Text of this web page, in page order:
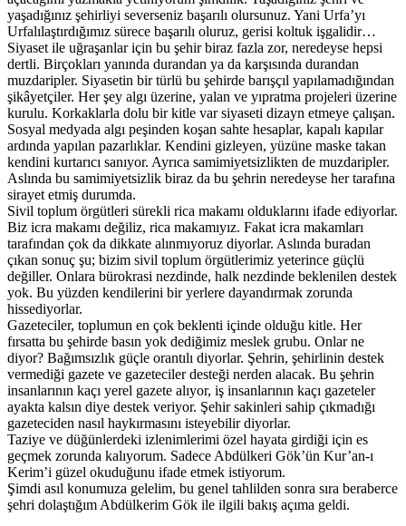
yaşadığınız şehirliyi severseniz başarılı olursunuz. Yani Urfa’yı
Urfalılaştırdığımız sürece başarılı oluruz, gerisi koltuk işgalidir…
Siyaset ile uğraşanlar için bu şehir biraz fazla zor, neredeyse hepsi
dertli. Birçokları yanında durandan ya da karşısında durandan
muzdaripler. Siyasetin bir türlü bu şehirde barışçıl yapılamadığından
şikâyetçiler. Her şey algı üzerine, yalan ve yıpratma projeleri üzerine
kurulu. Korkaklarla dolu bir kitle var siyaseti dizayn etmeye çalışan.
Sosyal medyada algı peşinden koşan sahte hesaplar, kapalı kapılar
ardında yapılan pazarlıklar. Kendini gizleyen, yüzüne maske takan
kendini kurtarıcı sanıyor. Ayrıca samimiyetsizlikten de muzdaripler.
Aslında bu samimiyetsizlik biraz da bu şehrin neredeyse her tarafına
sirayet etmiş durumda.
Sivil toplum örgütleri sürekli rica makamı olduklarını ifade ediyorlar.
Biz icra makamı değiliz, rica makamıyız. Fakat icra makamları
tarafından çok da dikkate alınmıyoruz diyorlar. Aslında buradan
çıkan sonuç şu; bizim sivil toplum örgütlerimiz yeterince güçlü
değiller. Onlara bürokrasi nezdinde, halk nezdinde beklenilen destek
yok. Bu yüzden kendilerini bir yerlere dayandırmak zorunda
hissediyorlar.
Gazeteciler, toplumun en çok beklenti içinde olduğu kitle. Her
fırsatta bu şehirde basın yok dediğimiz meslek grubu. Onlar ne
diyor? Bağımsızlık güçle orantılı diyorlar. Şehrin, şehirlinin destek
vermediği gazete ve gazeteciler desteği nerden alacak. Bu şehrin
insanlarının kaçı yerel gazete alıyor, iş insanlarının kaçı gazeteler
ayakta kalsın diye destek veriyor. Şehir sakinleri sahip çıkmadığı
gazeteciden nasıl haykırmasını isteyebilir diyorlar.
Taziye ve düğünlerdeki izlenimlerimi özel hayata girdiği için es
geçmek zorunda kalıyorum. Sadece Abdülkeri Gök’ün Kur’an-ı
Kerim’i güzel okuduğunu ifade etmek istiyorum.
Şimdi asıl konumuza gelelim, bu genel tahlilden sonra sıra beraberce
şehri dolaştığım Abdülkerim Gök ile ilgili bakış açıma geldi.